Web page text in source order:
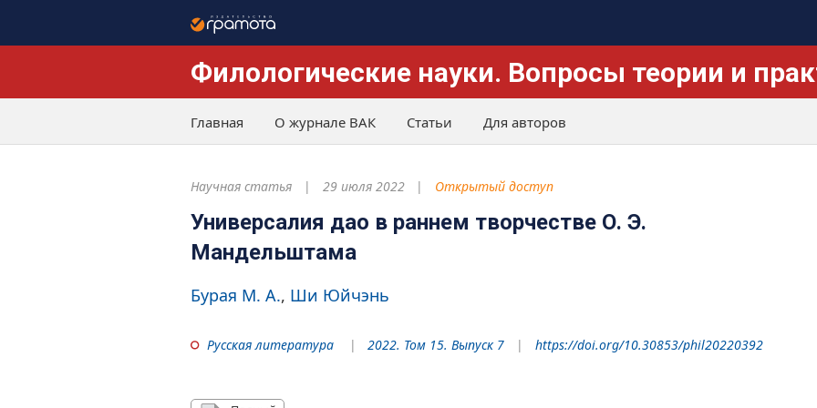
Филологические науки. Вопросы теории и
Главная О журнале ВАК Статьи Для авторов
Научная статья 29 июля 2022 Открытый доступ
Универсалия дао в раннем творчестве О. Э.
Мандельштама
Бурая М. А. Ши Юйчэнь
Русская литература 2022. Том 15. Выпуск 7 https://doi.org/10.30853/phil20220392